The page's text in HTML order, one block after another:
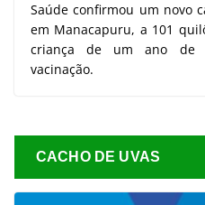
Saúde confirmou um novo
em Manacapuru, a 101
criança de um ano de
vacinação.
CACHO DE UVAS